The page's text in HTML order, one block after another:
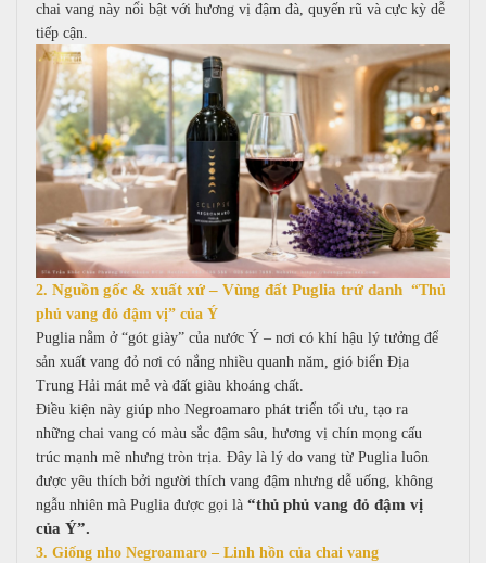
chai vang này nổi bật với hương vị đậm đà, quyến rũ và cực kỳ dễ
tiếp cận.
2.Nguồn gốc & xuất xứ – Vùng đất Puglia trứ danh “Thủ
phủ vang đỏ đậm vị” của Ý
Puglia nằm ở “gót giày” của nước Ý – nơi có khí hậu lý tưởng để
sản xuất vang đỏ nơi có nắng nhiều quanh năm, gió biển Địa
Trung Hải mát mẻ và đất giàu khoáng chất.
Điều kiện này giúp nho Negroamaro phát triển tối ưu, tạo ra
những chai vang có màu sắc đậm sâu, hương vị chín mọng cấu
trúc mạnh mẽ nhưng tròn trịa. Đây là lý do vang từ Puglia luôn
được yêu thích bởi người thích vang đậm nhưng dễ uống, không
ngẫu nhiên mà Puglia được gọi là“thủ phủ vang đỏ đậm vị
của Ý”.
3. Giống nho Negroamaro – Linh hồn của chai vang